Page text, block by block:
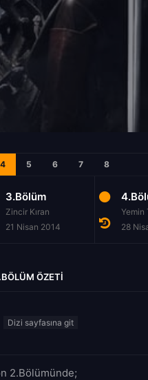
4 5 6 7 8
3.Bölüm
Zincir Kıran
21 Nisan 2014
Yemin
28
ÖZETI
2.Bölümünde;